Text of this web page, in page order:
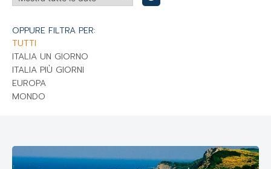
OPPURE FILTRA PER:
TUTTI
ITALIA UN GIORNO
ITALIA PIÙ GIORNI
EUROPA
MONDO